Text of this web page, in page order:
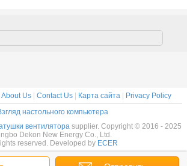
воды
About Us | Contact Us | Карта сайта | Privacy Policy
настольного компьютера
вентилятора supplier. Copyright © 2016 - 2025
Dekon New Energy Co., Ltd.
reserved. Developed by ECER